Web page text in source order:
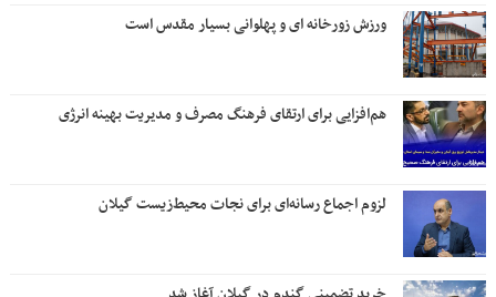
ورزش زورخانه ای و پهلوانی بسیار مقدس است
هم‌افزایی برای ارتقای فرهنگ مصرف و مدیریت بهینه انرژی
لزوم اجماع رسانه‌ای برای نجات محیط‌زیست گیلان